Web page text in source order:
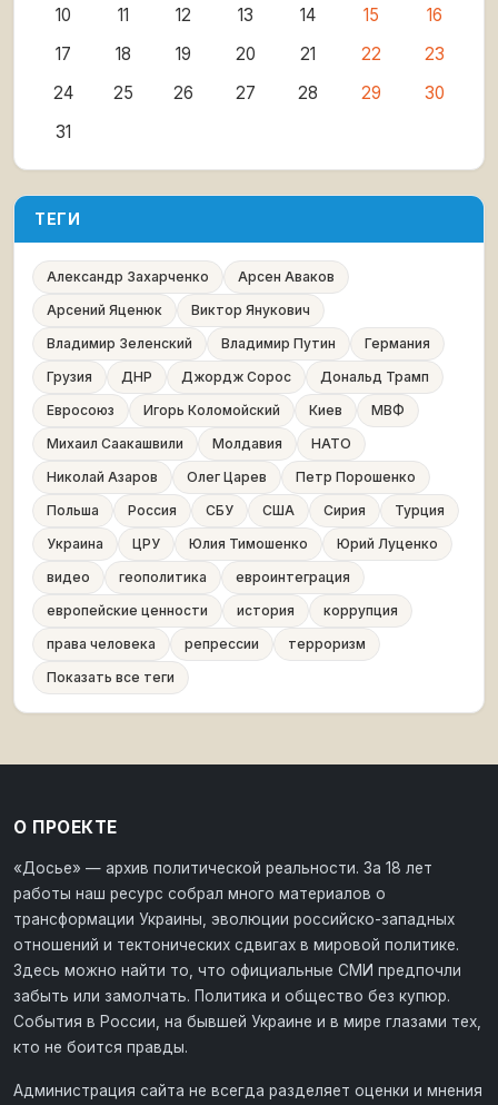
10
11 12 13 14 15
16
17
18 19 20 21 22
23
24
25 26 27 28 29
30
31
ТЕГИ
Александр Захарченко
Арсен Аваков
Арсений Яценюк
Виктор Янукович
Владимир Зеленский
Владимир Путин
Германия
Грузия
ДНР Джордж Сорос
Дональд Трамп
Евросоюз
Игорь Коломойский Киев
МВФ
Михаил Саакашвили
Молдавия
НАТО
Николай Азаров
Олег Царев
Петр Порошенко
Польша
Россия СБУ США Сирия
Турция
Украина
ЦРУ Юлия Тимошенко
Юрий Луценко
видео
геополитика
евроинтеграция
европейские ценности
история
коррупция
права человека
репрессии
терроризм
Показать все теги
О ПРОЕКТЕ
«Досье» — архив политической реальности. За 18 лет
работы наш ресурс собрал много материалов о
трансформации Украины, эволюции российско-западных
отношений и тектонических сдвигах в мировой политике.
Здесь можно найти то, что официальные СМИ предпочли
забыть или замолчать. Политика и общество без купюр.
События в России, на бывшей Украине и в мире глазами тех,
кто не боится правды.
Администрация сайта не всегда разделяет оценки и мнения